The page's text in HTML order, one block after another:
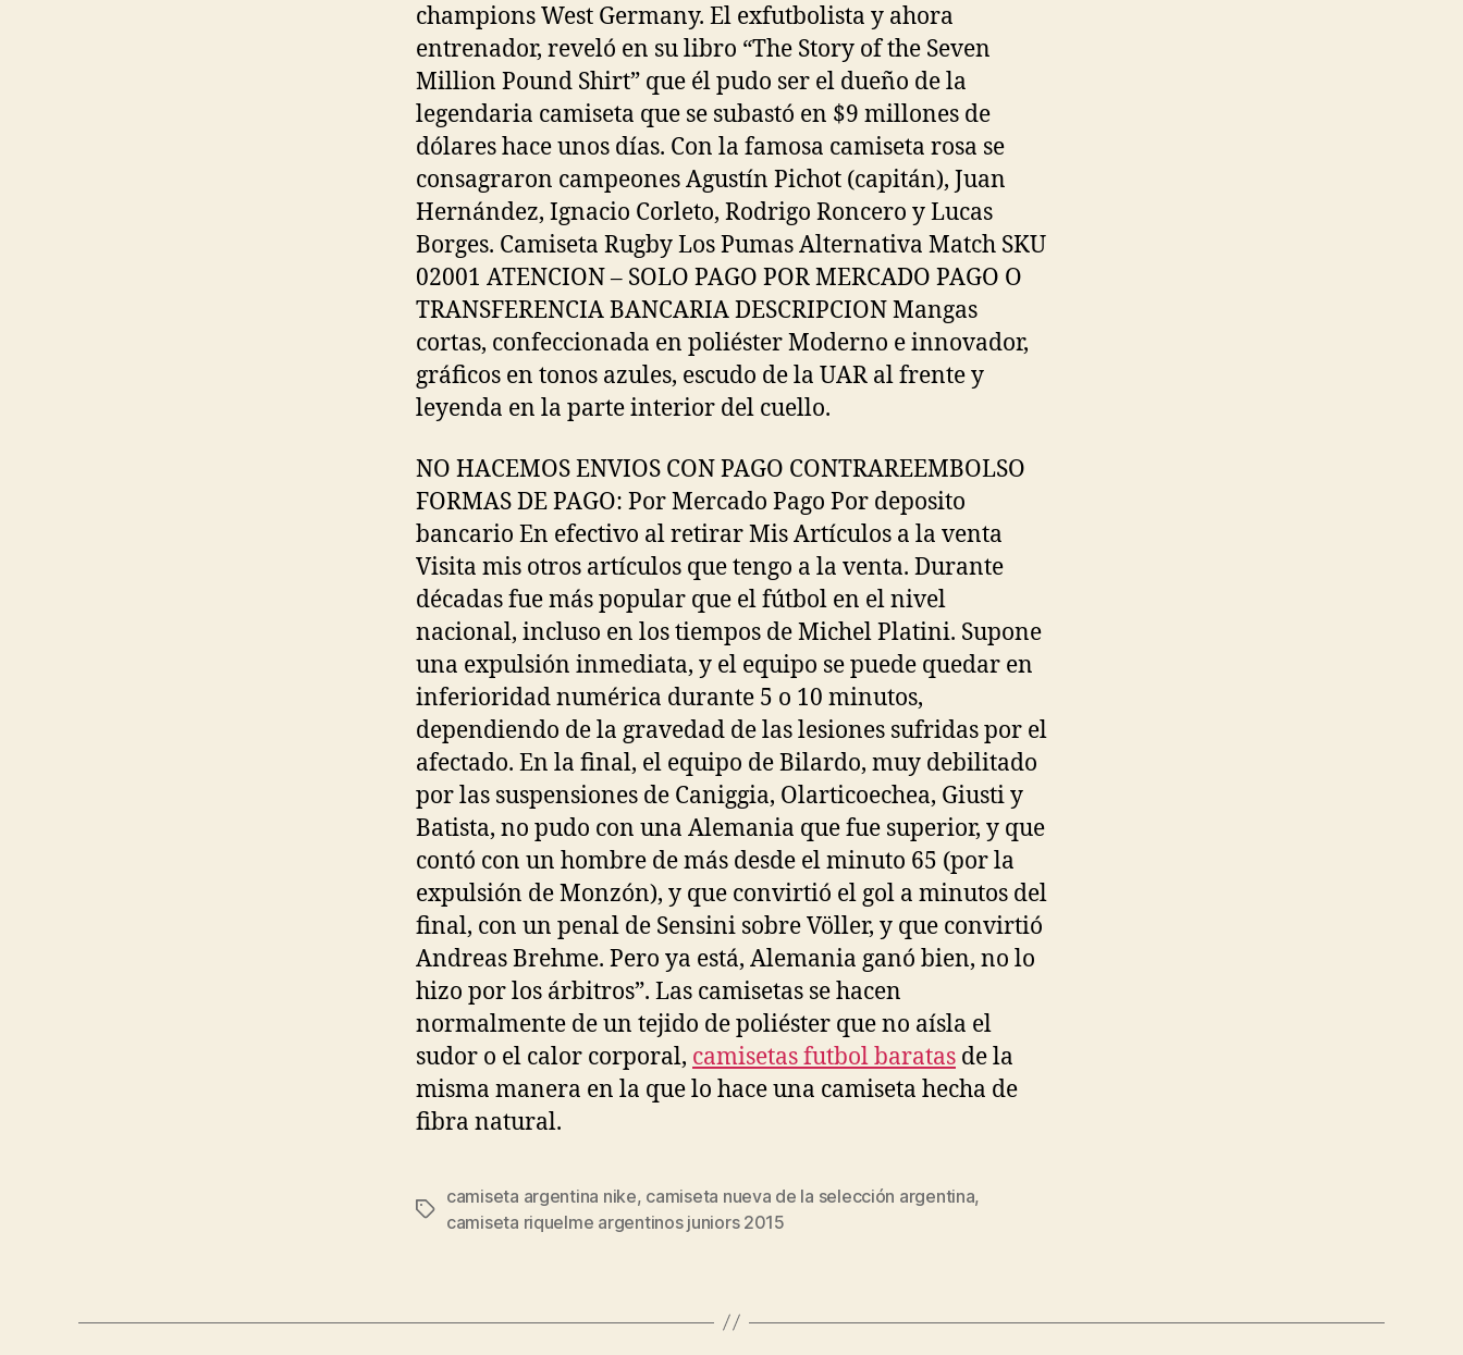
champions West Germany. El exfutbolista y ahora
entrenador, reveló en su libro “The Story of the Seven
Million Pound Shirt” que él pudo ser el dueño de la
legendaria camiseta que se subastó en $9 millones de
dólares hace unos días. Con la famosa camiseta rosa se
consagraron campeones Agustín Pichot (capitán), Juan
Hernández, Ignacio Corleto, Rodrigo Roncero y Lucas
Borges. Camiseta Rugby Los Pumas Alternativa Match SKU
02001 ATENCION – SOLO PAGO POR MERCADO PAGO O
TRANSFERENCIA BANCARIA DESCRIPCION Mangas
cortas, confeccionada en poliéster Moderno e innovador,
gráficos en tonos azules, escudo de la UAR al frente y
leyenda en la parte interior del cuello.
NO HACEMOS ENVIOS CON PAGO CONTRAREEMBOLSO
FORMAS DE PAGO: Por Mercado Pago Por deposito
bancario En efectivo al retirar Mis Artículos a la venta
Visita mis otros artículos que tengo a la venta. Durante
décadas fue más popular que el fútbol en el nivel
nacional, incluso en los tiempos de Michel Platini. Supone
una expulsión inmediata, y el equipo se puede quedar en
inferioridad numérica durante 5 o 10 minutos,
dependiendo de la gravedad de las lesiones sufridas por el
afectado. En la final, el equipo de Bilardo, muy debilitado
por las suspensiones de Caniggia, Olarticoechea, Giusti y
Batista, no pudo con una Alemania que fue superior, y que
contó con un hombre de más desde el minuto 65 (por la
expulsión de Monzón), y que convirtió el gol a minutos del
final, con un penal de Sensini sobre Völler, y que convirtió
Andreas Brehme. Pero ya está, Alemania ganó bien, no lo
hizo por los árbitros”. Las camisetas se hacen
normalmente de un tejido de poliéster que no aísla el
sudor o el calor corporal, camisetas futbol baratas de la
misma manera en la que lo hace una camiseta hecha de
fibra natural.
Etiquetas
camiseta argentina nike, camiseta nueva de la selección argentina,
camiseta riquelme argentinos juniors 2015